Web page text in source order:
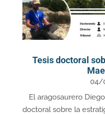
Tesis doctoral
04/
El aragosaurero
doctoral sobre la